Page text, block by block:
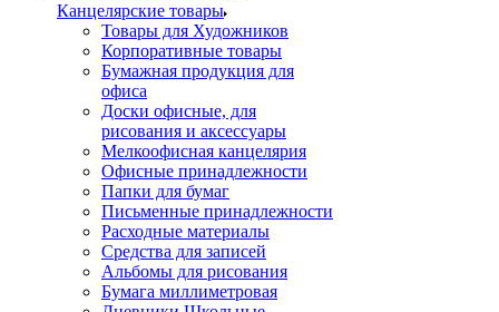
Канцелярские товары
Товары для Художников
Корпоративные товары
Бумажная продукция для
офиса
Доски офисные, для
рисования и аксессуары
Мелкоофисная канцелярия
Офисные принадлежности
Папки для бумаг
Письменные принадлежности
Расходные материалы
Средства для записей
Альбомы для рисования
Бумага миллиметровая